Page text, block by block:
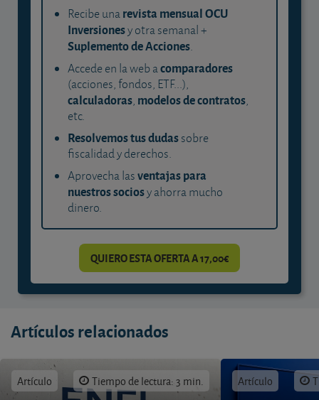
Recibe unarevista mensual OCU
Inversionesy otra semanal +
Suplemento de Acciones.
Accede en la web acomparadores
(acciones, fondos, ETF...),
calculadoras, modelos de contratos,
etc.
Resolvemos tus dudassobre
fiscalidad y derechos.
Aprovecha lasventajas para
nuestros sociosy ahorra mucho
dinero.
QUIERO ESTA OFERTA A 17,00€
Artículos relacionados
Artículo Tiempo de lectura: 3 min. Artículo